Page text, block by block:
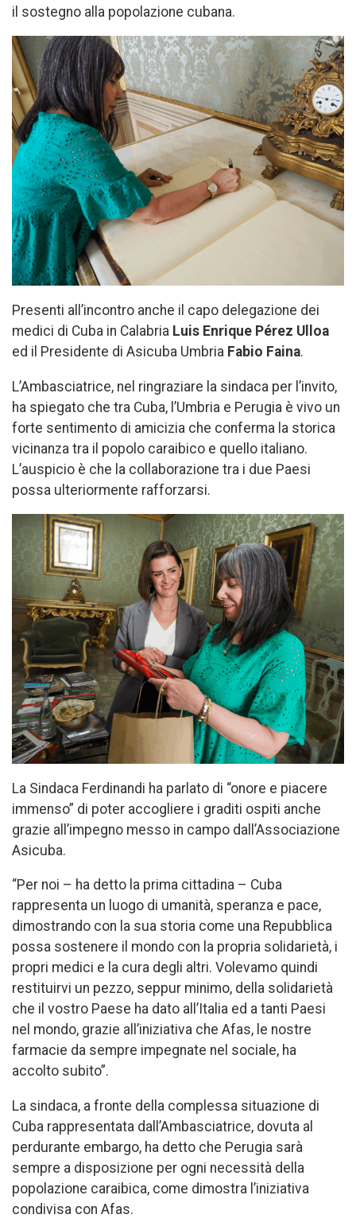
il sostegno alla popolazione cubana.
Presenti all’incontro anche il capo delegazione dei
medici di Cuba in Calabria Luis Enrique Pérez Ulloa
ed il Presidente di Asicuba Umbria Fabio Faina.
L’Ambasciatrice, nel ringraziare la sindaca per l’invito,
ha spiegato che tra Cuba, l’Umbria e Perugia è vivo un
forte sentimento di amicizia che conferma la storica
vicinanza tra il popolo caraibico e quello italiano.
L’auspicio è che la collaborazione tra i due Paesi
possa ulteriormente rafforzarsi.
La Sindaca Ferdinandi ha parlato di “onore e piacere
immenso” di poter accogliere i graditi ospiti anche
grazie all’impegno messo in campo dall’Associazione
Asicuba.
“Per noi – ha detto la prima cittadina – Cuba
rappresenta un luogo di umanità, speranza e pace,
dimostrando con la sua storia come una Repubblica
possa sostenere il mondo con la propria solidarietà, i
propri medici e la cura degli altri. Volevamo quindi
restituirvi un pezzo, seppur minimo, della solidarietà
che il vostro Paese ha dato all’Italia ed a tanti Paesi
nel mondo, grazie all’iniziativa che Afas, le nostre
farmacie da sempre impegnate nel sociale, ha
accolto subito”.
La sindaca, a fronte della complessa situazione di
Cuba rappresentata dall’Ambasciatrice, dovuta al
perdurante embargo, ha detto che Perugia sarà
sempre a disposizione per ogni necessità della
popolazione caraibica, come dimostra l’iniziativa
condivisa con Afas.